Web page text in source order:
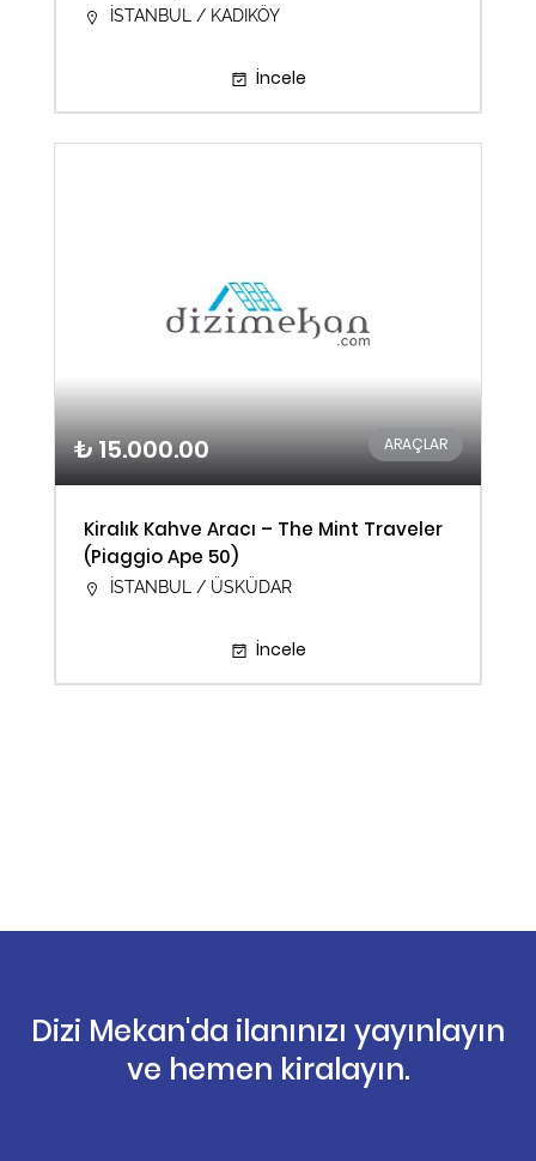
İSTANBUL / KADIKÖY
İncele
₺ 15.000.00 ARAÇLAR
Kiralık Kahve Aracı – The Mint Traveler
(Piaggio Ape 50)
İSTANBUL / ÜSKÜDAR
İncele
Dizi Mekan'da ilanınızı yayınlayın
ve hemen kiralayın.